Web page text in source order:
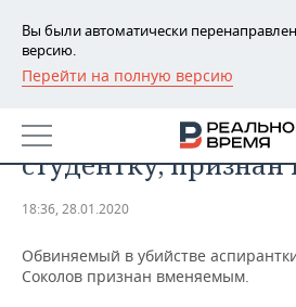
Вы были автоматически
версию.
Перейти на полную версию
РЕГИОНЫ
БАШКОРТОСТАН
ТАТАРСТАН
НОВОСТИ
АНАЛИТИКА
ДЕКЛАРАЦИИ О ДОХОДАХ
НОВОСТИ ЭКОНОМИКИ
ПРОМЫШЛЕННОСТЬ
Историк Соколов,
студентку,
18:36, 28.01.2020
Обвиняемый в убийстве
Соколов признан вменяемым.